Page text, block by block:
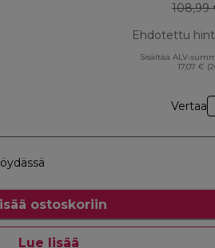
108,99
Ehdotettu
Sisältää ALV-
17,07 €
Vertaa
ostoskoriin
Lue lisää